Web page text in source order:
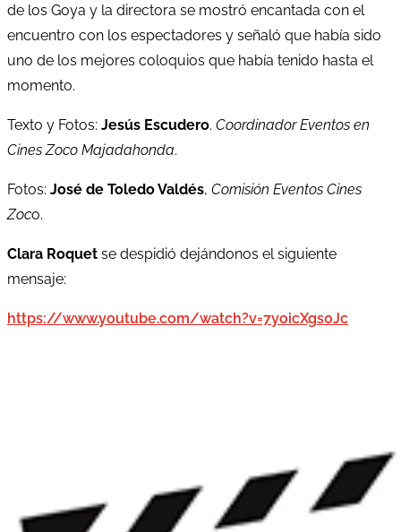
de los Goya y la directora se mostró encantada con el
encuentro con los espectadores y señaló que había sido
uno de los mejores coloquios que había tenido hasta el
momento.
Texto y Fotos: Jesús Escudero. Coordinador Eventos en
Cines Zoco Majadahonda.
Fotos: José de Toledo Valdés, Comisión Eventos Cines
Zoco.
Clara Roquet se despidió dejándonos el siguiente
mensaje:
https://www.youtube.com/watch?v=7yoicXgs0Jc